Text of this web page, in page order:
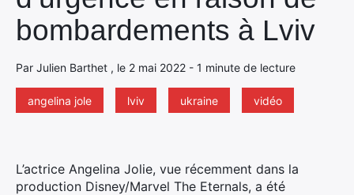
bombardements à Lviv
Par Julien Barthet , le 2 mai 2022 - 1 minute de lecture
angelina jole lviv ukraine vidéo
L’actrice Angelina Jolie, vue récemment dans la
production Disney/Marvel The Eternals, a été